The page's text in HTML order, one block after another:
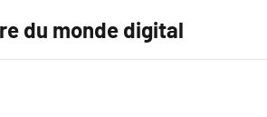
du monde digital